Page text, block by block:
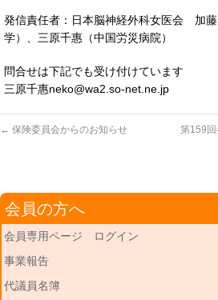
発信責任者：日本脳神経外科女医会 加
学）、三原千惠（中国労災病院）
問合せは下記でも受け付けています
三原千惠neko@wa2.so-net.ne.jp
← 保険委員会からのお知らせ 第159
会員の方へ
会員専用ページ ログイン
事業報告
代議員名簿